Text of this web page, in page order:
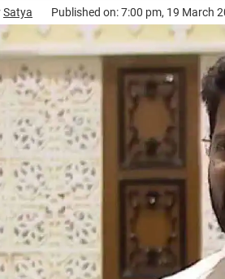
Satya Published on: 7:00 pm, 19 March